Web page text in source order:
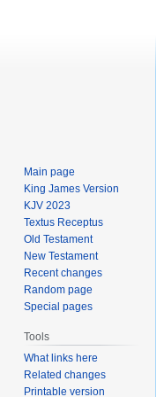
Main page
King James Version
KJV 2023
Textus Receptus
Old Testament
New Testament
Recent changes
Random page
Special pages
Tools
What links here
Related changes
Printable version